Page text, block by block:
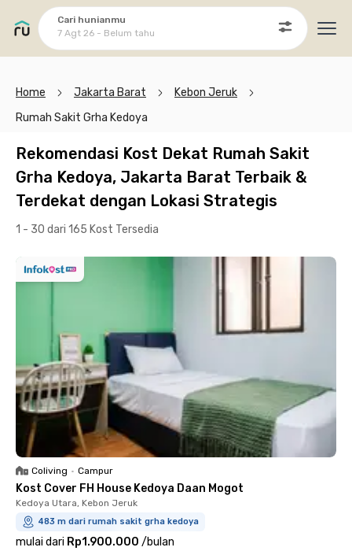
Cari hunianmu
7 Agt 26 - Belum tahu
Home Jakarta Barat
Kebon Jeruk
Rumah Sakit Grha Kedoya
Rekomendasi Kost Dekat Rumah Sakit
Grha Kedoya, Jakarta Barat Terbaik &
Terdekat dengan Lokasi Strategis
1 - 30 dari 165 Kost Tersedia
Coliving • Campur
Kost Cover FH House Kedoya Daan Mogot
Kedoya Utara, Kebon Jeruk
483 m dari rumah sakit grha kedoya
mulai dari Rp1.900.000 /bulan